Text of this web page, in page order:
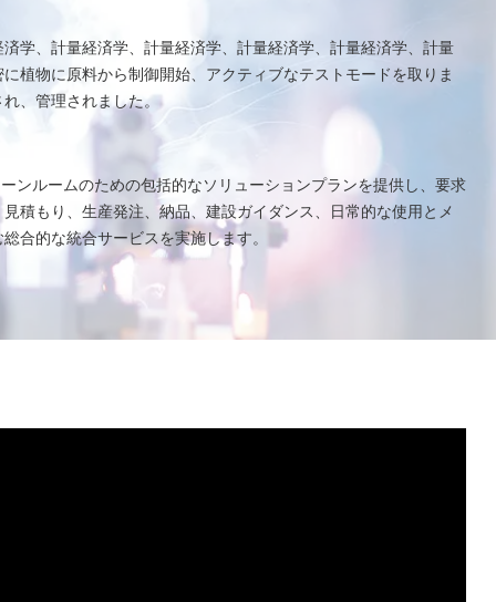
学、計量経済学、計量経済学、計量経済学、計量経済学、計量
植物に原料から制御開始、アクティブなテストモードを取りま
、管理されました。
ンルームのための包括的なソリューションプランを提供し、要求
積もり、生産発注、納品、建設ガイダンス、日常的な使用とメ
合的な統合サービスを実施します。